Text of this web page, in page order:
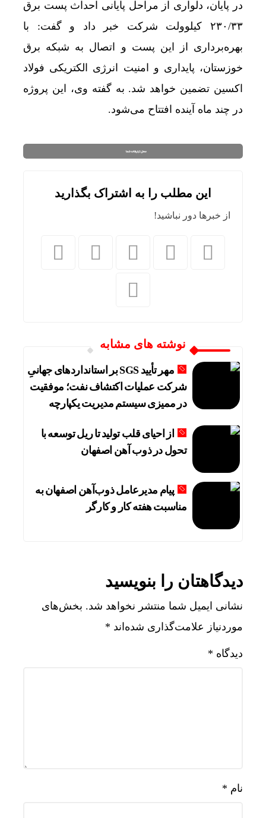
در پایان، دلواری از مراحل پایانی احداث پست برق
۲۳۰/۳۳ کیلوولت شرکت خبر داد و گفت: با
بهره‌برداری از این پست و اتصال به شبکه برق
خوزستان، پایداری و امنیت انرژی الکتریکی فولاد
اکسین تضمین خواهد شد. به گفته وی، این پروژه
در چند ماه آینده افتتاح می‌شود.
این مطلب را به اشتراک بگذارید
از خبرها دور نباشید!
نوشته های مشابه
مهر تأیید SGS بر استانداردهای جهانیِ
شرکت عملیات اکتشاف نفت؛ موفقیت
در ممیزی سیستم مدیریت یکپارچه
از احیای قلب تولید تا ریل توسعه با
تحول در ذوب آهن اصفهان
پیام مدیرعامل ذوب‌آهن اصفهان به
مناسبت هفته کار و کارگر
دیدگاهتان را بنویسید
نشانی ایمیل شما منتشر نخواهد شد. بخش‌های
موردنیاز علامت‌گذاری شده‌اند *
دیدگاه *
نام *